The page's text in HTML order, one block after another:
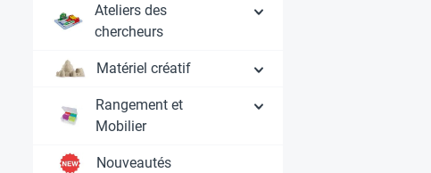
Ateliers des
chercheurs
Matériel créatif
Rangement et
Mobilier
Nouveautés